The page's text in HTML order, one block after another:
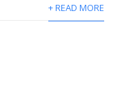
+ READ MORE